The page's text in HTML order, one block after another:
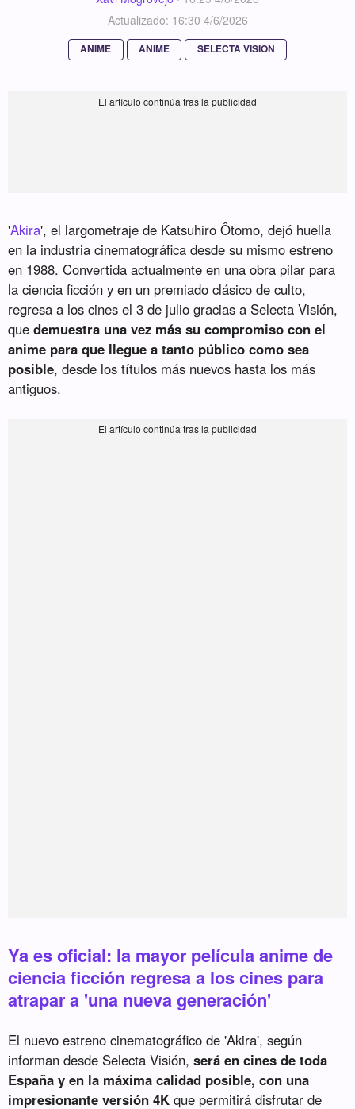
Actualizado: 16:30 4/6/2026
ANIME ANIME SELECTA VISION
'Akira', el largometraje de Katsuhiro Ôtomo, dejó huella
en la industria cinematográfica desde su mismo estreno
en 1988. Convertida actualmente en una obra pilar para
la ciencia ficción y en un premiado clásico de culto,
regresa a los cines el 3 de julio gracias a Selecta Visión,
quedemuestra una vez más su compromiso con el
anime para que llegue a tanto público como sea
posible, desde los títulos más nuevos hasta los más
antiguos.
Ya es oficial: la mayor película anime de
ciencia ficción regresa a los cines para
atrapar a 'una nueva generación'
El nuevo estreno cinematográfico de 'Akira', según
informan desde Selecta Visión,será en cines de toda
España y en la máxima calidad posible, con una
impresionante versión 4K que permitirá disfrutar de